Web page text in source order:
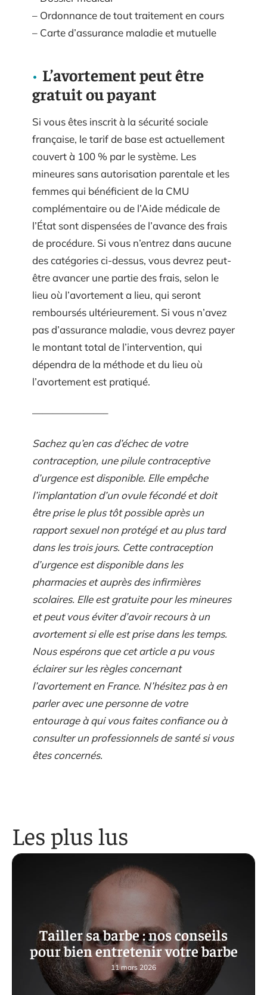
– Ordonnance de tout traitement en cours
– Carte d’assurance maladie et mutuelle
L’avortement peut être
gratuit ou payant
Si vous êtes inscrit à la sécurité sociale
française, le tarif de base est actuellement
couvert à 100 % par le système. Les
mineures sans autorisation parentale et les
femmes qui bénéficient de la CMU
complémentaire ou de l’Aide médicale de
l’État sont dispensées de l’avance des frais
de procédure. Si vous n’entrez dans aucune
des catégories ci-dessus, vous devrez peut-
être avancer une partie des frais, selon le
lieu où l’avortement a lieu, qui seront
remboursés ultérieurement. Si vous n’avez
pas d’assurance maladie, vous devrez payer
le montant total de l’intervention, qui
dépendra de la méthode et du lieu où
l’avortement est pratiqué.
———————–
Sachez qu’en cas d’échec de votre
contraception, une pilule contraceptive
d’urgence est disponible. Elle empêche
l’implantation d’un ovule fécondé et doit
être prise le plus tôt possible après un
rapport sexuel non protégé et au plus tard
dans les trois jours. Cette contraception
d’urgence est disponible dans les
pharmacies et auprès des infirmières
scolaires. Elle est gratuite pour les mineures
et peut vous éviter d’avoir recours à un
avortement si elle est prise dans les temps.
Nous espérons que cet article a pu vous
éclairer sur les règles concernant
l’avortement en France. N’hésitez pas à en
parler avec une personne de votre
entourage à qui vous faites confiance ou à
consulter un professionnels de santé si vous
êtes concernés.
Les plus lus
Tailler sa barbe : nos conseils
pour bien entretenir votre barbe
11 mars 2026